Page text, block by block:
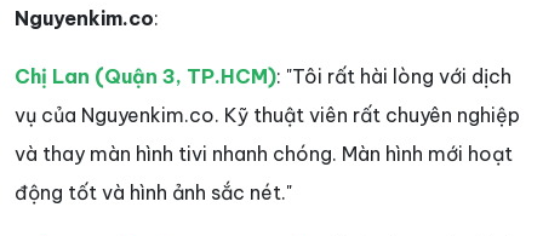
Nguyenkim.co:
Chị Lan (Quận 3, TP.HCM): "Tôi rất hài lòng với dịch
vụ của Nguyenkim.co. Kỹ thuật viên rất chuyên nghiệp
và thay màn hình tivi nhanh chóng. Màn hình mới hoạt
động tốt và hình ảnh sắc nét."